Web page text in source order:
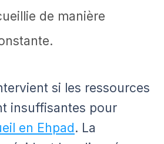
de manière
si les ressources
insuffisantes pour
en Ehpad . La